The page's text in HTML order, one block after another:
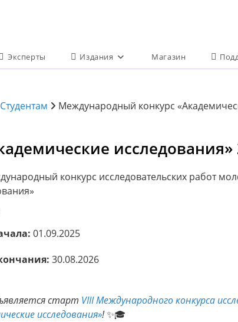
Эксперты Издания Магазин
Студентам Международный конкурс
исследования»
конкурс исследовательских работ
01.09.2025
30.08.2026
старт VIII Международного конкурса
исследования»!✨🎓